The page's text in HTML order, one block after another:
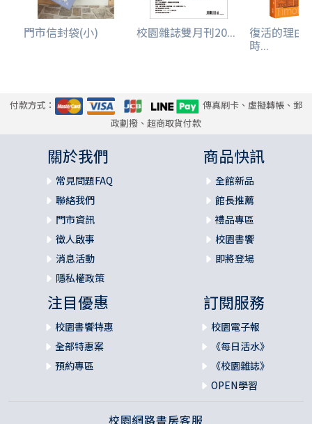
門市信封袋(小) 校園雜誌雙月刊20... 復活的理由
時...
付款方式：
傳真刷卡、虛擬轉帳、郵
政劃撥、超商取貨付款
關於我們
常見問題FAQ
聯絡我們
門市資訊
徵人啟事
消息活動
隱私權政策
商品快訊
全館新品
館長推薦
禮品專區
校園書饗
即將登場
注目優惠
校園書饗特惠
全部特惠案
預約專區
訂閱服務
校園電子報
《每日活水》
《校園雜誌》
OPEN學習
校園網路書房客服